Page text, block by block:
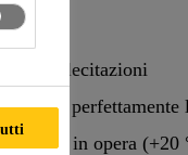
alle sollecitazioni
perfettamente
in opera (+20